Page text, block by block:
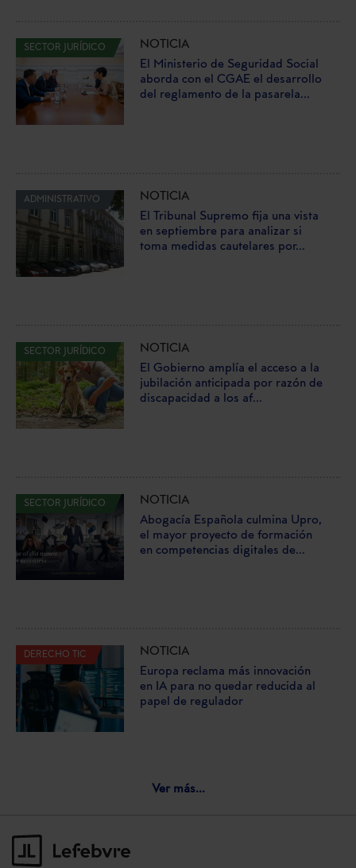
SECTOR JURÍDICO
NOTICIA
El Ministerio de Seguridad Social
aborda con el CGAE el desarrollo
del reglamento de la pasarela...
ADMINISTRATIVO
NOTICIA
El Tribunal Supremo fija una vista
en septiembre para analizar si
toma medidas cautelares por...
SECTOR JURÍDICO
NOTICIA
El Gobierno amplía el acceso a la
jubilación anticipada por razón de
discapacidad a los af...
SECTOR JURÍDICO
NOTICIA
Abogacía Española culmina Upro,
el mayor proyecto de formación
en competencias digitales de...
DERECHO TIC
NOTICIA
Europa reclama más innovación
en IA para no quedar reducida al
papel de regulador
Ver más...